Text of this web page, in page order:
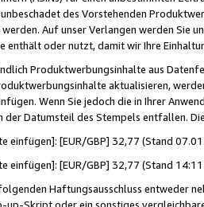
des Vorstehenden
Auf unser Verlangen werden Sie
enthält oder nutzt, damit wir Ihre
Produktwerbungsinhalte aus
aktualisieren,
Wenn Sie jedoch die in Ihrer
der Datumsteil des Stempels entfallen.
einfügen]: [EUR/GBP] 32,77 (Stand
einfügen]: [EUR/GBP] 32,77 (Stand
Haftungsausschluss entweder
up-Skript oder ein sonstiges